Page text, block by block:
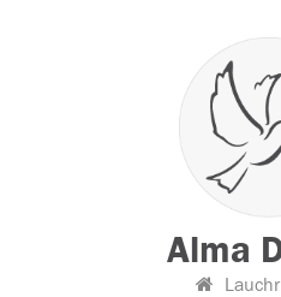
Alma